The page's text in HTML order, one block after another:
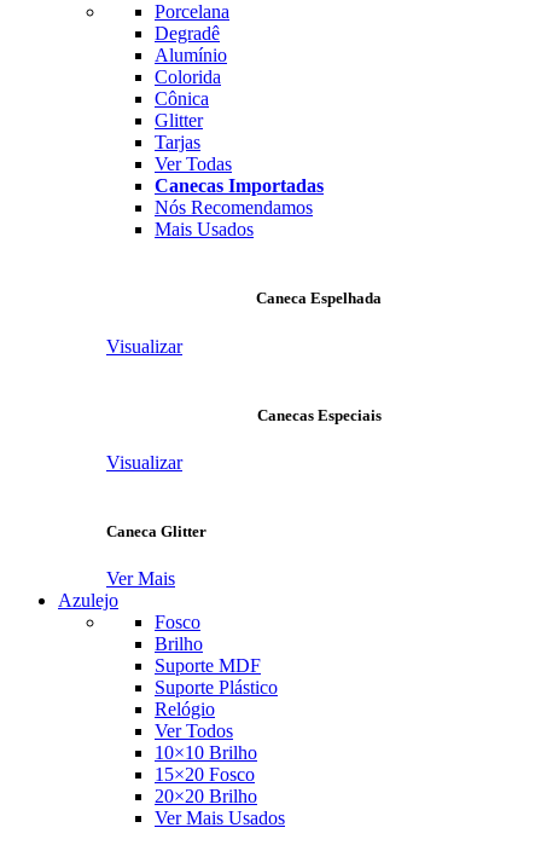
Porcelana
Degradê
Alumínio
Colorida
Cônica
Glitter
Tarjas
Ver Todas
Canecas Importadas
Nós Recomendamos
Mais Usados
Caneca Espelhada
Visualizar
Canecas Especiais
Visualizar
Caneca Glitter
Ver Mais
Azulejo
Fosco
Brilho
Suporte MDF
Suporte Plástico
Relógio
Ver Todos
10×10 Brilho
15×20 Fosco
20×20 Brilho
Ver Mais Usados